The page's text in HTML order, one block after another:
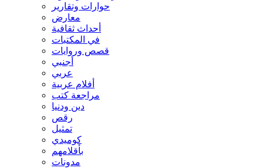
حوارات وتقارير
معارض
أحداث ثقافية
في المكتبات
قصص وروايات
أجنبي
عربي
أفلام عربية
مراجعة كتب
دين ودنيا
رقص
تمثيل
كوميدي
بأقلامهم
مدونات